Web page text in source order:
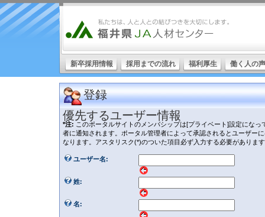
新卒採用情報 採用までの流れ 福利厚生 働く人の
登録
優先するユーザー情報
*注: このポータルサイトのメンバシップは[プライベート]設定にな
者に通知されます。ポータル管理者によって承認されるとユーザー
なります。アスタリスク(*)のついた項目必ず入力する必要がありま
ユーザー名:
姓:
名: